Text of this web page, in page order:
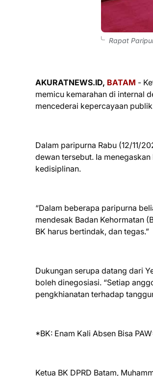
Rapat
AKURATNEWS.ID, BATAM -
memicu kemarahan di internal
mencederai kepercayaan
Dalam paripurna Rabu (12/11/
dewan tersebut. Ia
kedisiplinan.
“Dalam beberapa paripurna
mendesak Badan Kehormatan
BK harus bertindak, dan tegas.”
Dukungan serupa datang dari
boleh dinegosiasi. “Setiap
pengkhianatan terhadap
*BK: Enam Kali Absen Bisa
Ketua BK DPRD Batam,